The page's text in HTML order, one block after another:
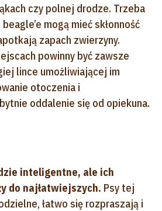
czy polnej drodze. Trzeba
mogą mieć skłonność
zapach zwierzyny.
powinny być zawsze
lince umożliwiającej im
otoczenia i
oddalenie się od opiekuna.
inteligentne, ale ich
do najłatwiejszych. Psy tej
łatwo się rozpraszają i